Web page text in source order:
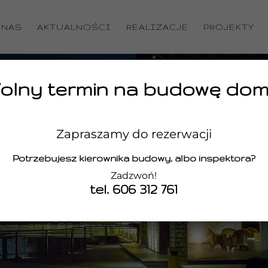
NAS AKTUALNOŚCI REALIZACJE PROJEKTY
TWORZYMY
termin na budowę
Zapraszamy do rezerwacji
Potrzebujesz kierownika budowy, albo inspektora?
Zadzwoń!
tel. 606 312 761